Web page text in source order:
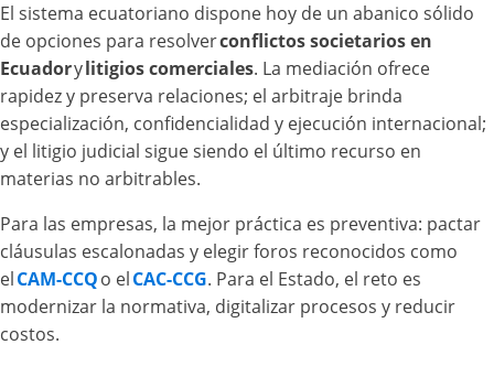
El sistema ecuatoriano dispone hoy de un abanico sólido
de opciones para resolverconflictos societarios en
Ecuadorylitigios comerciales. La mediación ofrece
rapidez y preserva relaciones; el arbitraje brinda
especialización, confidencialidad y ejecución internacional;
y el litigio judicial sigue siendo el último recurso en
materias no arbitrables.
Para las empresas, la mejor práctica es preventiva: pactar
cláusulas escalonadas y elegir foros reconocidos como
elCAM-CCQo elCAC-CCG. Para el Estado, el reto es
modernizar la normativa, digitalizar procesos y reducir
costos.